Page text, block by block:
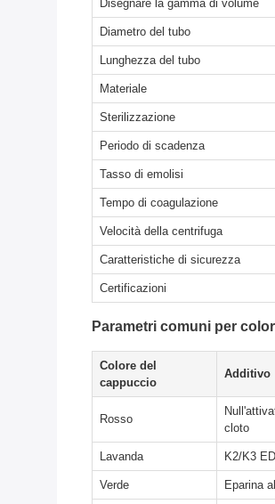
Disegnare la gamma di volume
Diametro del tubo
Lunghezza del tubo
Materiale
Sterilizzazione
Periodo di scadenza
Tasso di emolisi
Tempo di coagulazione
Velocità della centrifuga
Caratteristiche di sicurezza
Certificazioni
Parametri comuni per
Colore del
cappuccio
Additivo
Rosso
cloto
Lavanda K2/K3
Verde Eparina